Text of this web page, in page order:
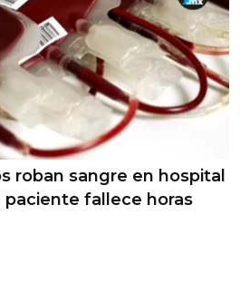
roban sangre en hospital
fallece horas